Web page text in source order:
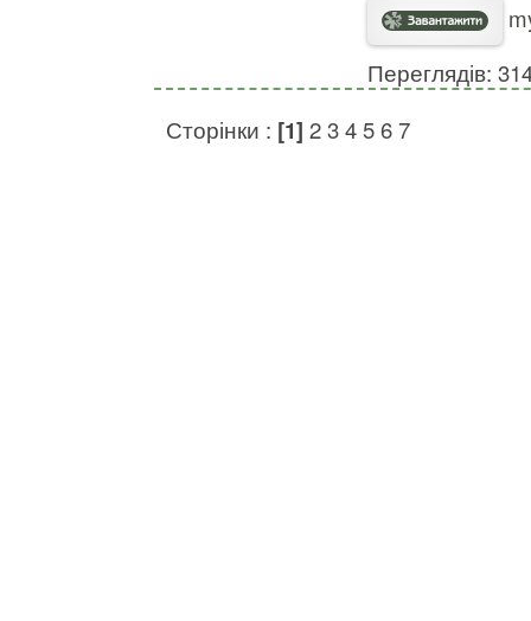
Переглядів:
Сторінки : [1] 234567